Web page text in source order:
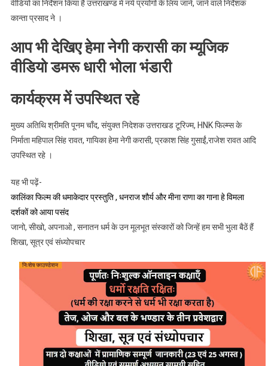
वीडियो का निर्देशन किया है उत्तराखण्ड में नये प्रयोगों के लिय जाने, जाने वाले निर्देशक
कान्ता प्रसाद ने ।
आप भी देखिए हेमा नेगी करासी का म्यूजिक
वीडियो डमरू धारी भोला भंडारी
कार्यक्रम में उपस्थित रहे
मुख्य अतिथि श्रीमति पूनम चाँद, संयुक्त निदेशक उत्तराखड टूरिज्म, HNK फिल्म्स के
निर्माता महिपाल सिंह रावत, गायिका हेमा नेगी करासी, प्रकाश सिंह गुसाईं,राजेश रावत आदि
उपस्थित रहे ।
यह भी पढ़ें-
कालिंका फिल्म की धमाकेदार प्रस्तुति , धनराज शौर्य और मीना राणा का गाना हे विमला
दर्शकों को आया पसंद
जानो, सीखो, अपनाओ , सनातन धर्म के उन मूलभूत संस्कारों को जिन्हें हम सभी भुला बैठें हैं
शिखा, सूत्र एवं संध्योपचार